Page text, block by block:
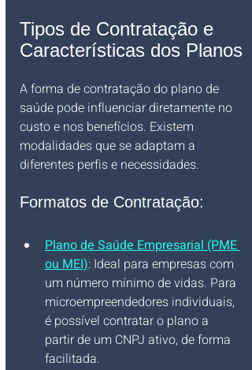
Tipos de Contratação e
Características dos Planos
A forma de contratação do plano de
saúde pode influenciar diretamente no
custo e nos benefícios. Existem
modalidades que se adaptam a
diferentes perfis e necessidades.
Formatos de Contratação:
Plano de Saúde Empresarial (PME
ou MEI): Ideal para empresas com
um número mínimo de vidas. Para
microempreendedores individuais,
é possível contratar o plano a
partir de um CNPJ ativo, de forma
facilitada.